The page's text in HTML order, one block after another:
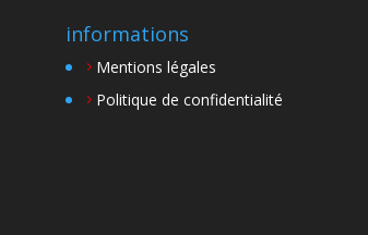
informations
Mentions légales
Politique de confidentialité